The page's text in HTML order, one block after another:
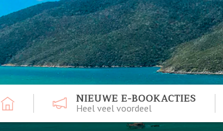
NIEUWE E-BOOKACTIES
Heel veel voordeel